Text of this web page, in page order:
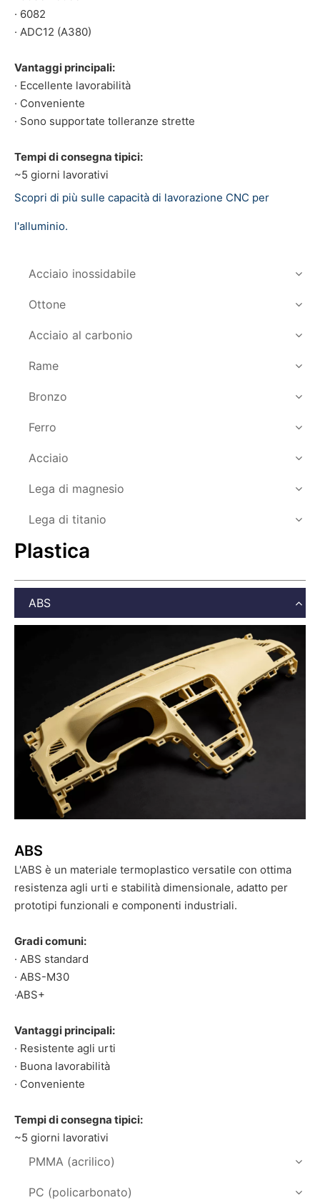
· 6082
· ADC12 (A380)
Vantaggi principali:
· Eccellente lavorabilità
· Conveniente
· Sono supportate tolleranze strette
Tempi di consegna tipici:
~5 giorni lavorativi
Scopri di più sulle capacità di lavorazione CNC per
l'alluminio.
Acciaio inossidabile
Ottone
Acciaio al carbonio
Rame
Bronzo
Ferro
Acciaio
Lega di magnesio
Lega di titanio
Plastica
ABS
ABS
L'ABS è un materiale termoplastico versatile con ottima
resistenza agli urti e stabilità dimensionale, adatto per
prototipi funzionali e componenti industriali.
Gradi comuni:
· ABS standard
· ABS-M30
·ABS+
Vantaggi principali:
· Resistente agli urti
· Buona lavorabilità
· Conveniente
Tempi di consegna tipici:
~5 giorni lavorativi
PMMA (acrilico)
PC (policarbonato)